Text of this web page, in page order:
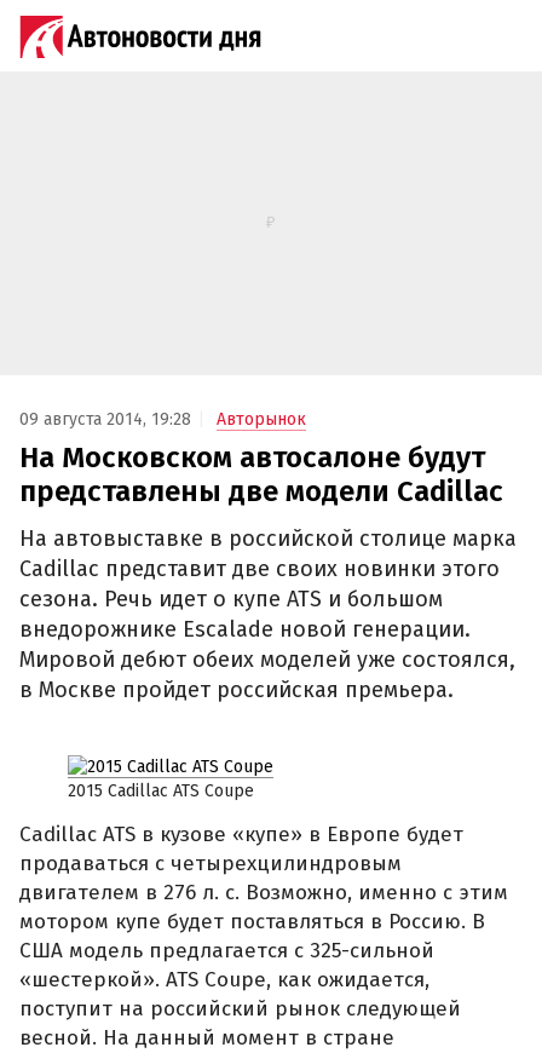
09 августа 2014, 19:28 Авторынок
На Московском автосалоне будут
представлены две модели Cadillac
На автовыставке в российской столице марка
Cadillac представит две своих новинки этого
сезона. Речь идет о купе ATS и большом
внедорожнике Escalade новой генерации.
Мировой дебют обеих моделей уже состоялся,
в Москве пройдет российская премьера.
2015 Cadillac ATS Coupe
Cadillac ATS в кузове «купе» в Европе будет
продаваться с четырехцилиндровым
двигателем в 276 л. с. Возможно, именно с этим
мотором купе будет поставляться в Россию. В
США модель предлагается с 325-сильной
«шестеркой». ATS Coupe, как ожидается,
поступит на российский рынок следующей
весной. На данный момент в стране